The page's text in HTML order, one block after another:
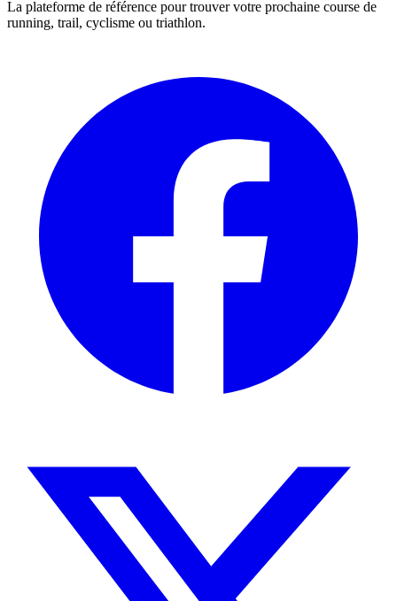
La plateforme de référence pour trouver votre prochaine course de
running, trail, cyclisme ou triathlon.